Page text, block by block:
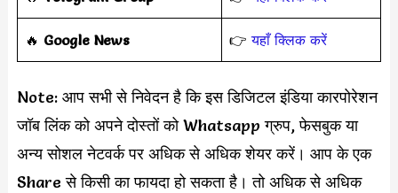
️‍🔥 Google News 👉 यहाँ क्लिक करें
Note: आप सभी से निवेदन है कि इस डिजिटल इंडिया कारपोरेशन
जॉब लिंक को अपने दोस्तों को Whatsapp ग्रुप, फेसबुक या
अन्य सोशल नेटवर्क पर अधिक से अधिक शेयर करें। आप के एक
Share से किसी का फायदा हो सकता है। तो अधिक से अधिक